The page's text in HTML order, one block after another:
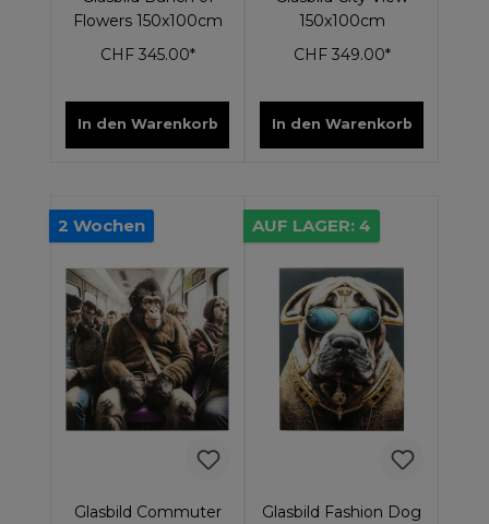
Flowers 150x100cm
CHF 345.00*
In den Warenkorb
150x100cm
CHF 349.00*
In den Warenkorb
2 Wochen
Glasbild Commuter
AUF LAGER: 4
Glasbild Fashion Dog